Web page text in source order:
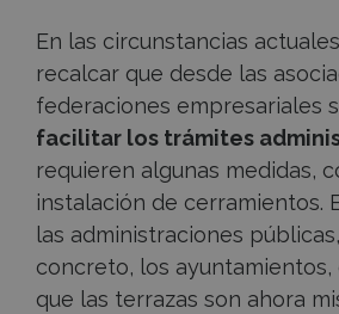
En las circunstancias
recalcar que desde las
federaciones empresariales
facilitar los trámites
requieren algunas medidas,
instalación de cerramientos.
las administraciones
concreto, los
que las terrazas son ahora